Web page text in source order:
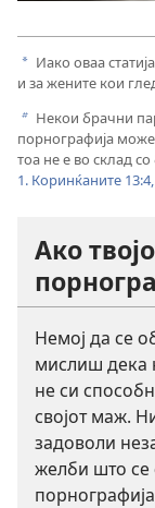
a Иако оваа
и за жените кои
b Некои брачни
порнографија
тоа не е во склад
1. Коринќаните
Ако
Немој да се
мислиш дека
не си
својот маж.
задоволи
желби што се